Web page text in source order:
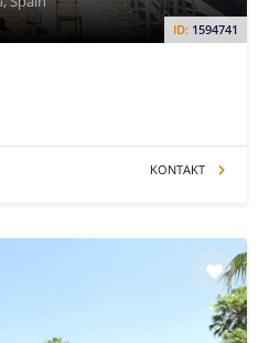
ID: 1594741
KONTAKT